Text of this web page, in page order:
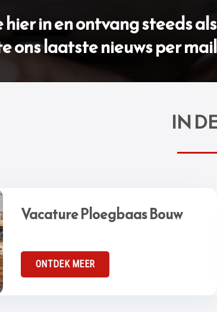
in en ontvang steeds als
ons laatste nieuws per mail
IN
Vacature Ploegbaas Bouw
ONTDEK MEER